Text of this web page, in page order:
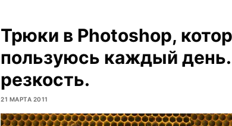
Трюки в Photoshop,
пользуюсь каждый
резкость.
21 МАРТА 2011